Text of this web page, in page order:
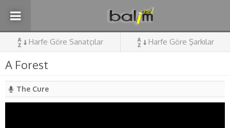
Harfe Göre Sanatçılar Harfe Göre Şarkılar
A Forest
The Cure